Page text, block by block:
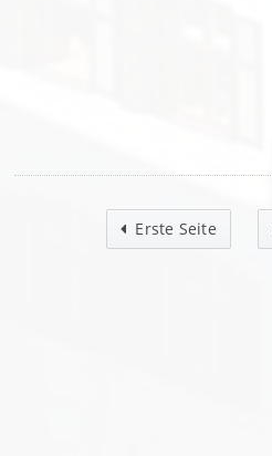
Erste Seite